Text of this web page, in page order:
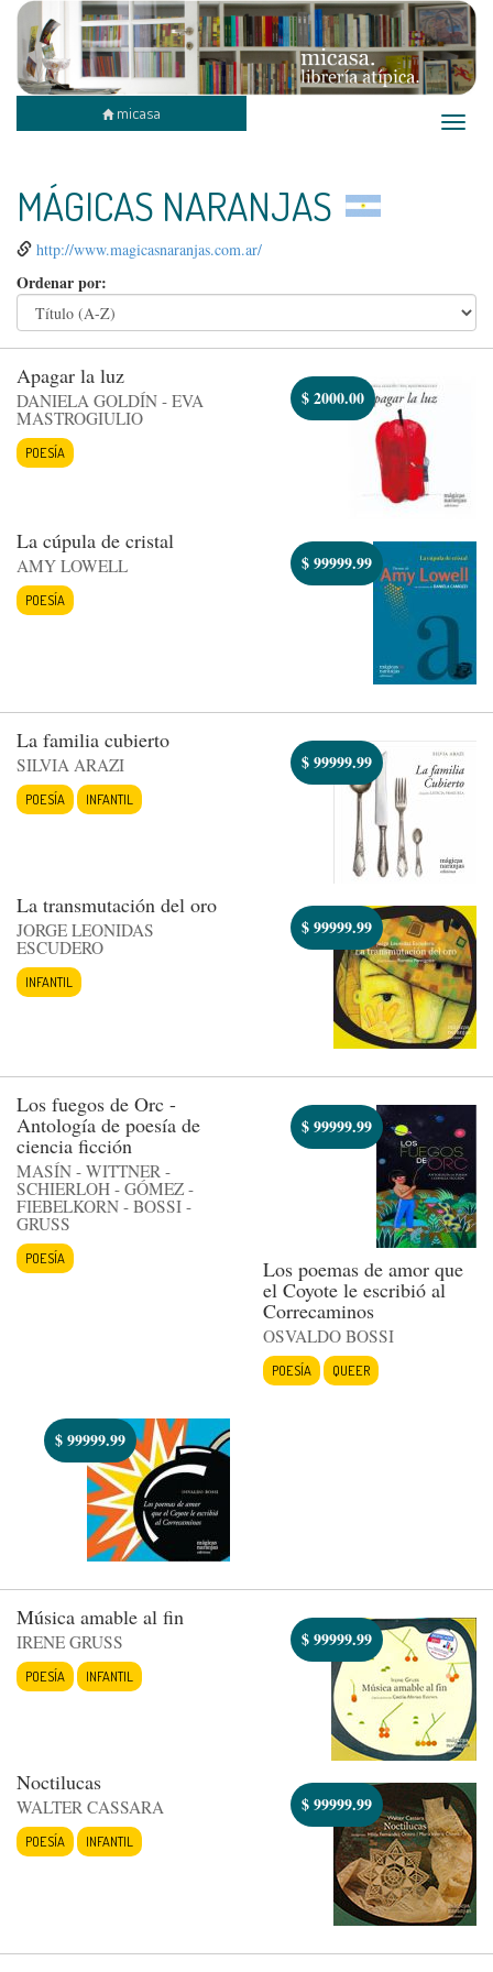
Toggle
micasa
MÁGICAS NARANJAS
http://www.magicasnaranjas.com.ar/
Ordenar por:
Apagar la luz
DANIELA GOLDÍN - EVA
MASTROGIULIO
POESÍA
$2000.00
La cúpula de cristal
AMY LOWELL
POESÍA
$99999.99
La familia cubierto
SILVIA ARAZI
POESÍA INFANTIL
$99999.99
La transmutación del oro
JORGE LEONIDAS
ESCUDERO
INFANTIL
$99999.99
Los fuegos de Orc -
Antología de poesía de
ciencia ficción
MASÍN - WITTNER -
SCHIERLOH - GÓMEZ -
FIEBELKORN - BOSSI -
GRUSS
POESÍA
$99999.99
Los poemas de amor que
el Coyote le escribió al
Correcaminos
OSVALDO BOSSI
POESÍA QUEER
$99999.99
Música amable al fin
IRENE GRUSS
POESÍA INFANTIL
$99999.99
Noctilucas
WALTER CASSARA
POESÍA INFANTIL
$99999.99